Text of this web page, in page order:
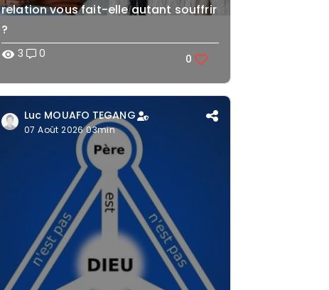
relation vous fait-elle autant souffrir
?
visibility 3 0 0
Luc MOUAFO TEGANG
07 Août 2026 03min